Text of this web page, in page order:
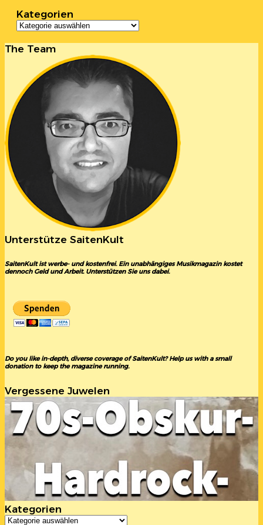
Kategorien
Kategorien
The Team
Unterstütze SaitenKult
SaitenKult ist werbe- und kostenfrei. Ein unabhängiges Musikmagazin kostet
dennoch Geld und Arbeit. Unterstützen Sie uns dabei.
Do you like in-depth, diverse coverage of SaitenKult? Help us with a small
donation to keep the magazine running.
Vergessene Juwelen
Kategorien
Kategorien